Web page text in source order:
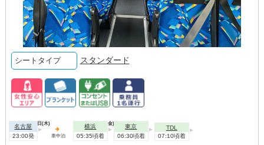
シートタイプ スタンダード
2026年10月01日(木)
名古屋
23:00発
車中泊
2026年10月02日(金)
横浜
05:35頃着
東京
06:30頃着
TDL
07:10頃着